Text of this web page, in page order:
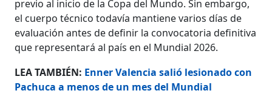
previo al inicio de la Copa del Mundo. Sin embargo,
el cuerpo técnico todavía mantiene varios días de
evaluación antes de definir la convocatoria definitiva
que representará al país en el Mundial 2026.
LEA TAMBIÉN: Enner Valencia salió lesionado con
Pachuca a menos de un mes del Mundial